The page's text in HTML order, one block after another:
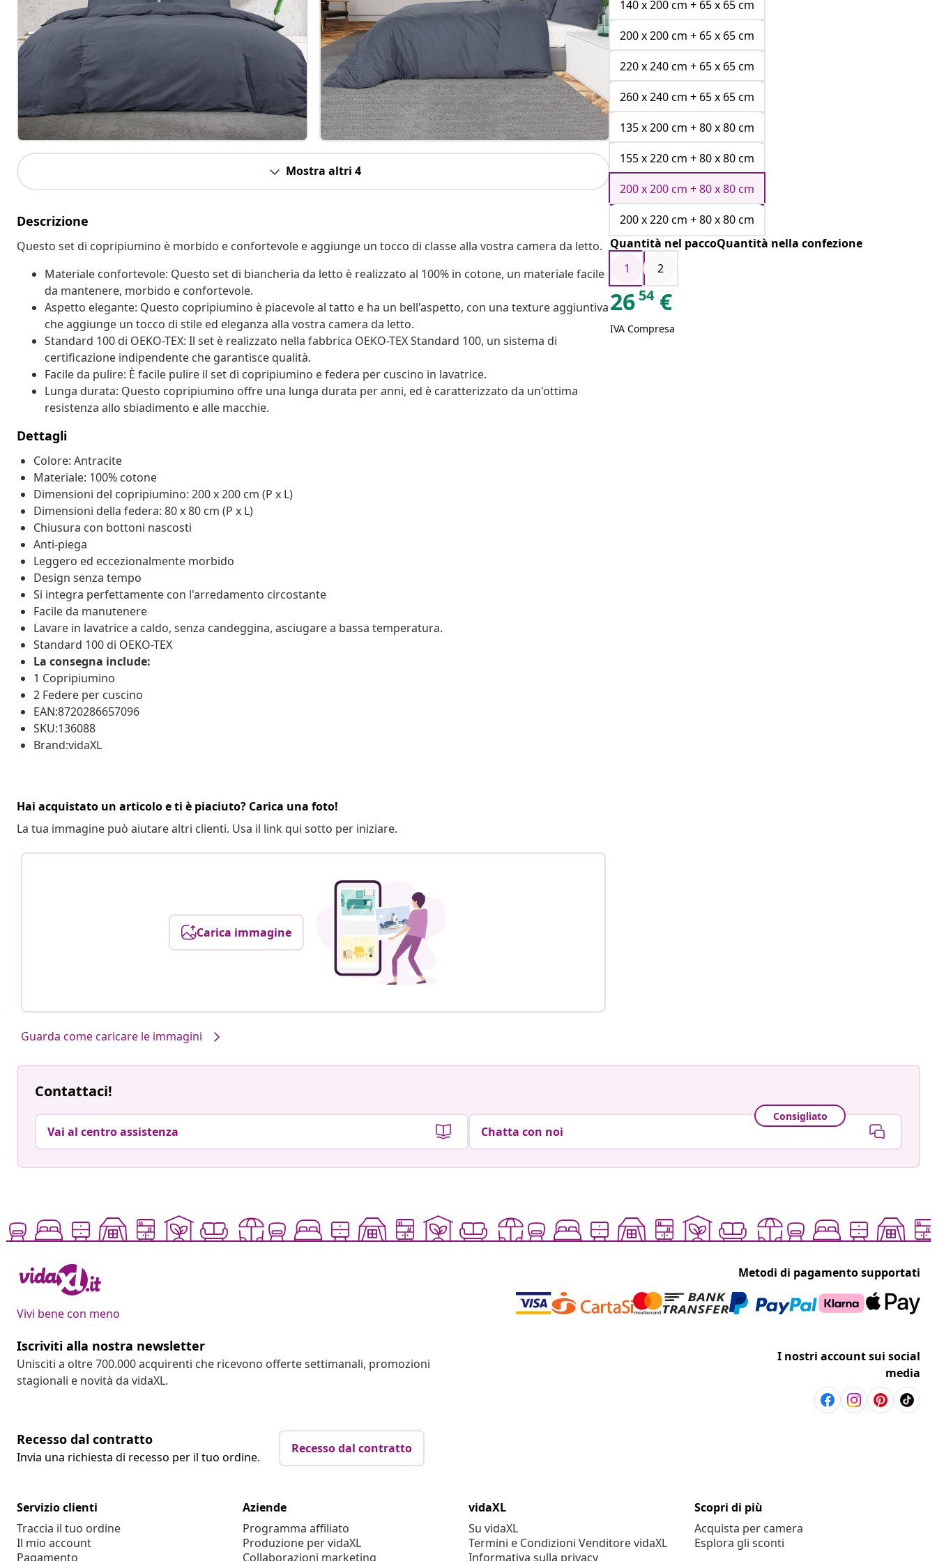
Mostra altri 4
Descrizione
Questo set di copripiumino è morbido e confortevole e aggiunge un tocco di classe alla vostra camera da letto.
Materiale confortevole: Questo set di biancheria da letto è realizzato al 100% in cotone, un materiale facile
da mantenere, morbido e confortevole.
Aspetto elegante: Questo copripiumino è piacevole al tatto e ha un bell'aspetto, con una texture aggiuntiva
che aggiunge un tocco di stile ed eleganza alla vostra camera da letto.
Standard 100 di OEKO-TEX: Il set è realizzato nella fabbrica OEKO-TEX Standard 100, un sistema di
certificazione indipendente che garantisce qualità.
Facile da pulire: È facile pulire il set di copripiumino e federa per cuscino in lavatrice.
Lunga durata: Questo copripiumino offre una lunga durata per anni, ed è caratterizzato da un'ottima
resistenza allo sbiadimento e alle macchie.
Dettagli
Colore: Antracite
Materiale: 100% cotone
Dimensioni del copripiumino: 200 x 200 cm (P x L)
Dimensioni della federa: 80 x 80 cm (P x L)
Chiusura con bottoni nascosti
Anti-piega
Leggero ed eccezionalmente morbido
Design senza tempo
Si integra perfettamente con l'arredamento circostante
Facile da manutenere
Lavare in lavatrice a caldo, senza candeggina, asciugare a bassa temperatura.
Standard 100 di OEKO-TEX
La consegna include:
1 Copripiumino
2 Federe per cuscino
EAN:8720286657096
SKU:136088
Brand:vidaXL
Hai acquistato un articolo e ti è piaciuto? Carica una foto!
La tua immagine può aiutare altri clienti. Usa il link qui sotto per iniziare.
Carica immagine
Guarda come caricare le immagini
140 x 200 cm + 65 x 65 cm
200 x 200 cm + 65 x 65 cm
220 x 240 cm + 65 x 65 cm
260 x 240 cm + 65 x 65 cm
135 x 200 cm + 80 x 80 cm
155 x 220 cm + 80 x 80 cm
200 x 200 cm + 80 x 80 cm
200 x 220 cm + 80 x 80 cm
Quantità nel paccoQuantità nella confezione
1
2
26 54 €
IVA Compresa
Contattaci!
Vai al centro assistenza
Consigliato
Chatta con noi
Vivi bene con meno
Metodi di pagamento supportati
Iscriviti alla nostra newsletter
Unisciti a oltre 700.000 acquirenti che ricevono offerte settimanali, promozioni
stagionali e novità da vidaXL.
I nostri account sui social
media
Recesso dal contratto
Invia una richiesta di recesso per il tuo ordine.
Recesso dal contratto
Servizio clienti
Traccia il tuo ordine
Il mio account
Pagamento
Aziende
Programma affiliato
Produzione per vidaXL
Collaborazioni marketing
vidaXL
Su vidaXL
Termini e Condizioni Venditore vidaXL
Informativa sulla privacy
Scopri di più
Acquista per camera
Esplora gli sconti